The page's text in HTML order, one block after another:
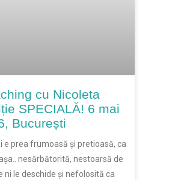
cu Nicoleta
SPECIALĂ! 6 mai
București
e prea frumoasă și pretioasă, ca
nesărbătorită, nestoarsă de
ni le deschide și nefolosită ca